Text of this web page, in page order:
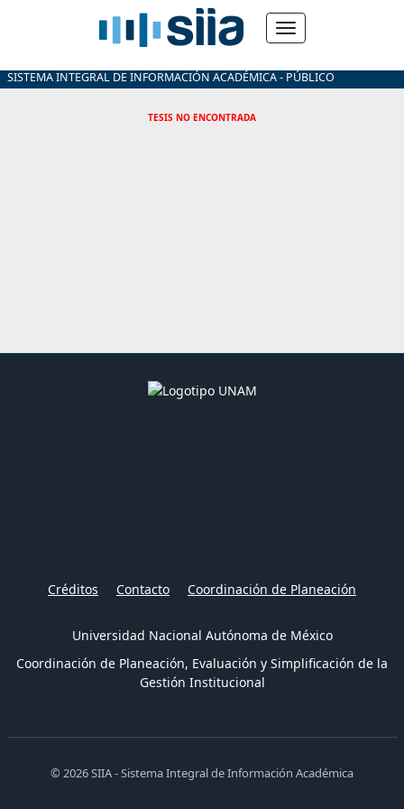
SISTEMA INTEGRAL DE INFORMACIÓN ACADÉMICA - PÚBLICO
TESIS NO ENCONTRADA
Créditos Contacto Coordinación de Planeación
Universidad Nacional Autónoma de México
Coordinación de Planeación, Evaluación y Simplificación de la
Gestión Institucional
© 2026 SIIA - Sistema Integral de Información Académica